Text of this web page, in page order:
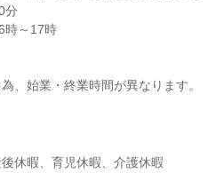
分
時～17時
、始業・終業時間が異なります。
休暇、育児休暇、介護休暇